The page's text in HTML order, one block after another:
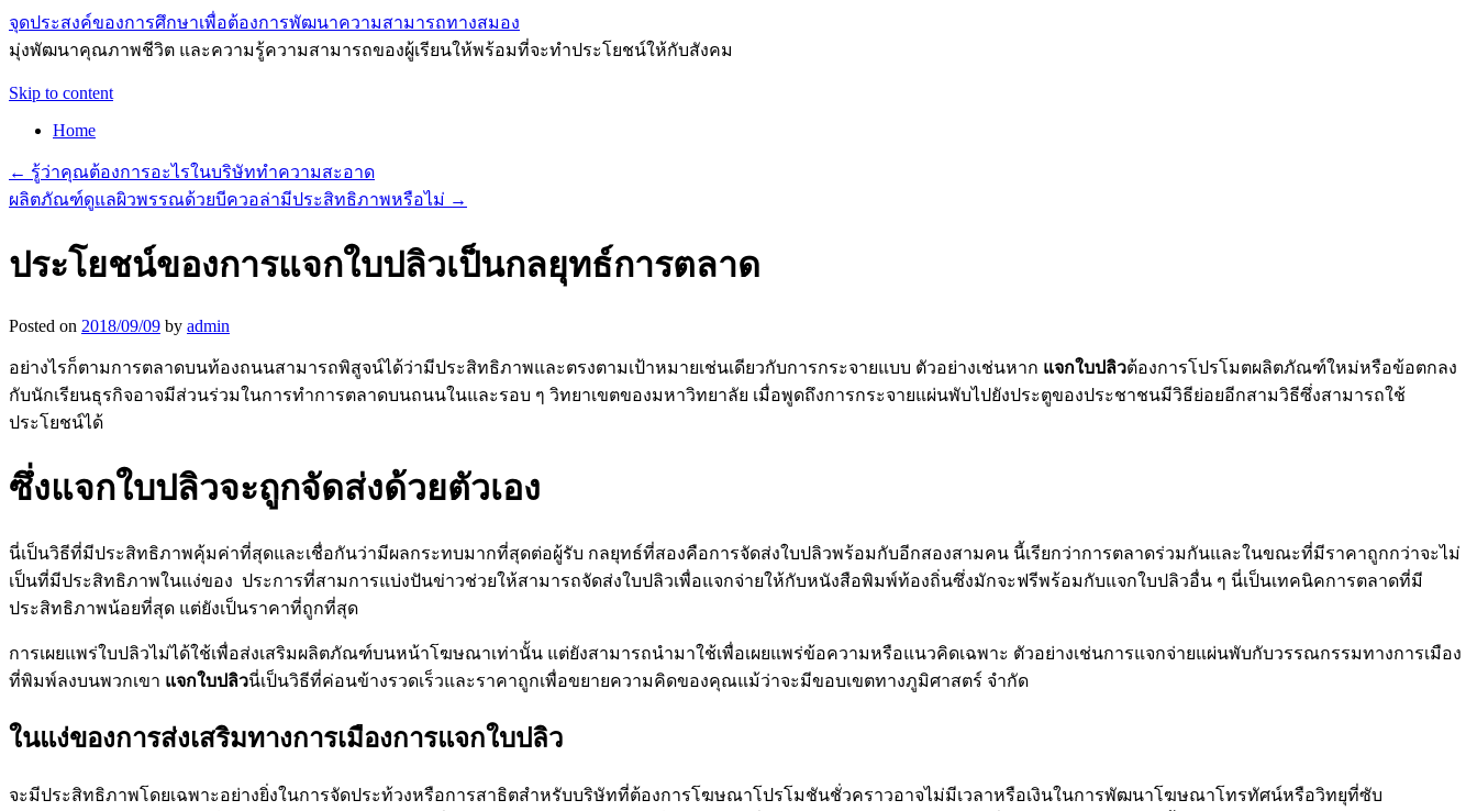
จุดประสงค์ของการศึกษาเพื่อต้องการพัฒนาความสามารถทางสมอง
มุ่งพัฒนาคุณภาพชีวิต และความรู้ความสามารถของผู้เรียนให้พร้อมที่จะทำประโยชน์ให้กับสังคม
Skip to content
Home
← รู้ว่าคุณต้องการอะไรในบริษัททำความสะอาด
ผลิตภัณฑ์ดูแลผิวพรรณด้วยบีควอล่ามีประสิทธิภาพหรือไม่ →
ประโยชน์ของการแจกใบปลิวเป็นกลยุทธ์การตลาด
Posted on 2018/09/09 by admin
อย่างไรก็ตามการตลาดบนท้องถนนสามารถพิสูจน์ได้ว่ามีประสิทธิภาพและตรงตามเป้าหมายเช่นเดียวกับการกระจายแบบ ตัวอย่างเช่นหาก แจกใบปลิวต้องการโปรโมตผลิตภัณฑ์ใหม่หรือข้อตกลง
กับนักเรียนธุรกิจอาจมีส่วนร่วมในการทำการตลาดบนถนนในและรอบ ๆ วิทยาเขตของมหาวิทยาลัย เมื่อพูดถึงการกระจายแผ่นพับไปยังประตูของประชาชนมีวิธีย่อยอีกสามวิธีซึ่งสามารถใช้
ประโยชน์ได้
ซึ่งแจกใบปลิวจะถูกจัดส่งด้วยตัวเอง
นี่เป็นวิธีที่มีประสิทธิภาพคุ้มค่าที่สุดและเชื่อกันว่ามีผลกระทบมากที่สุดต่อผู้รับ กลยุทธ์ที่สองคือการจัดส่งใบปลิวพร้อมกับอีกสองสามคน นี้เรียกว่าการตลาดร่วมกันและในขณะที่มีราคาถูกกว่าจะไม่
เป็นที่มีประสิทธิภาพในแง่ของ ประการที่สามการแบ่งปันข่าวช่วยให้สามารถจัดส่งใบปลิวเพื่อแจกจ่ายให้กับหนังสือพิมพ์ท้องถิ่นซึ่งมักจะฟรีพร้อมกับแจกใบปลิวอื่น ๆ นี่เป็นเทคนิคการตลาดที่มี
ประสิทธิภาพน้อยที่สุด แต่ยังเป็นราคาที่ถูกที่สุด
การเผยแพร่ใบปลิวไม่ได้ใช้เพื่อส่งเสริมผลิตภัณฑ์บนหน้าโฆษณาเท่านั้น แต่ยังสามารถนำมาใช้เพื่อเผยแพร่ข้อความหรือแนวคิดเฉพาะ ตัวอย่างเช่นการแจกจ่ายแผ่นพับกับวรรณกรรมทางการเมือง
ที่พิมพ์ลงบนพวกเขา แจกใบปลิวนี่เป็นวิธีที่ค่อนข้างรวดเร็วและราคาถูกเพื่อขยายความคิดของคุณแม้ว่าจะมีขอบเขตทางภูมิศาสตร์ จำกัด
ในแง่ของการส่งเสริมทางการเมืองการแจกใบปลิว
จะมีประสิทธิภาพโดยเฉพาะอย่างยิ่งในการจัดประท้วงหรือการสาธิตสำหรับบริษัทที่ต้องการโฆษณาโปรโมชันชั่วคราวอาจไม่มีเวลาหรือเงินในการพัฒนาโฆษณาโทรทัศน์หรือวิทยุที่ซับ